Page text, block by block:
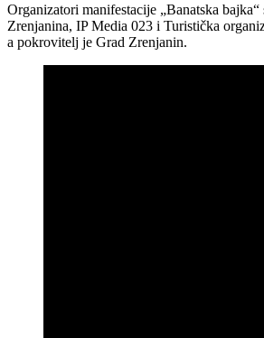
Organizatori manifestacije „Banatska
Zrenjanina, IP Media 023 i Turistička
a pokrovitelj je Grad Zrenjanin.